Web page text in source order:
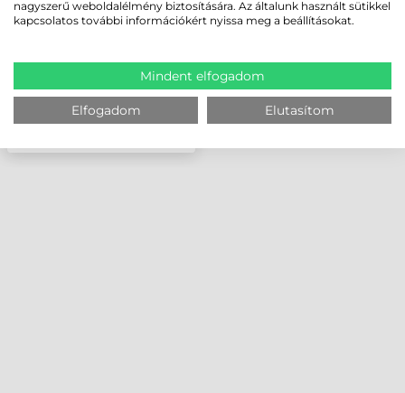
nagyszerű weboldalélmény biztosítására. Az általunk használt sütikkel
kapcsolatos további információkért nyissa meg a beállításokat.
Mindent elfogadom
Elfogadom Elutasítom